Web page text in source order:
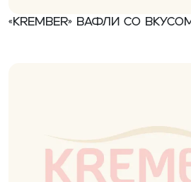
«Krember» Вафли со